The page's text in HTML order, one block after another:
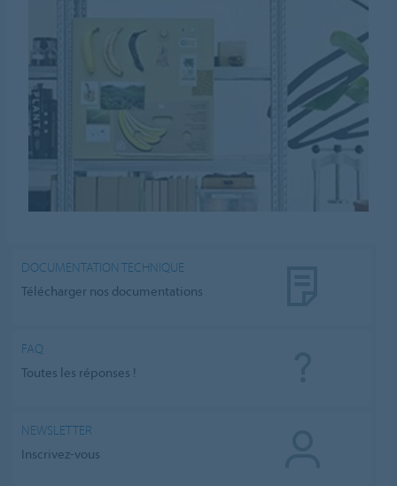
DOCUMENTATION TECHNIQUE
Télécharger nos documentations
FAQ
Toutes les réponses !
NEWSLETTER
Inscrivez-vous